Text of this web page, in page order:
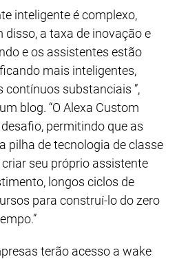
inteligente é complexo,
disso, a taxa de inovação e
e os assistentes estão
mais inteligentes,
substanciais ”,
blog. “O Alexa Custom
permitindo que as
pilha de tecnologia de classe
seu próprio assistente
longos ciclos de
para construí-lo do zero
terão acesso a wake